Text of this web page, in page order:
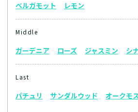
ベルガモット レモン
Middle
ガーデニア ローズ ジャスミン シ
Last
パチュリ サンダルウッド オークモ